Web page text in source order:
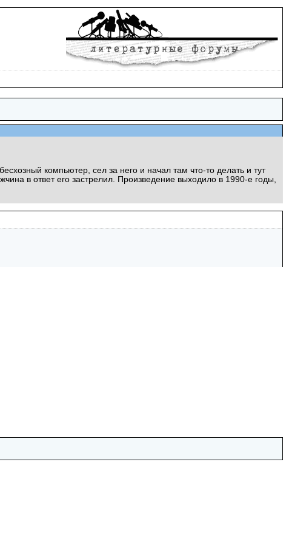
компьютер, сел за него и начал там что-то делать и тут
в ответ его застрелил. Произведение выходило в 1990-е годы,